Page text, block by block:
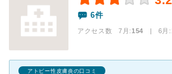
6件
アクセス数 7月:154 | 6月:
アトピー性皮膚炎の口コミ